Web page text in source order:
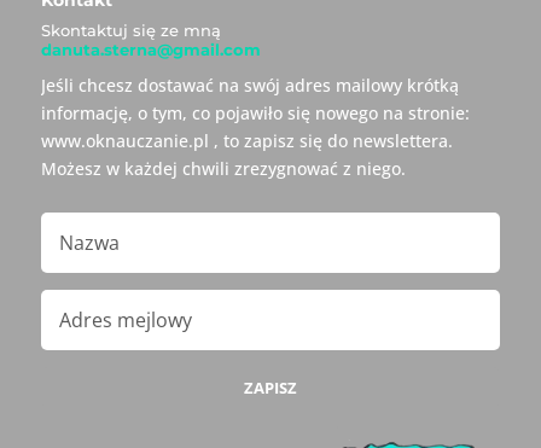
Skontaktuj się ze mną
danuta.sterna@gmail.com
Jeśli chcesz dostawać na swój adres mailowy krótką
informację, o tym, co pojawiło się nowego na stronie:
www.oknauczanie.pl , to zapisz się do newslettera.
Możesz w każdej chwili zrezygnować z niego.
ZAPISZ